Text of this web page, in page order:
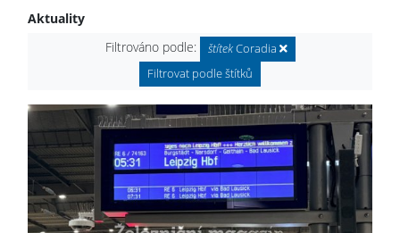
Aktuality
Filtrováno podle:
štítekCoradia
Filtrovat podle štítků